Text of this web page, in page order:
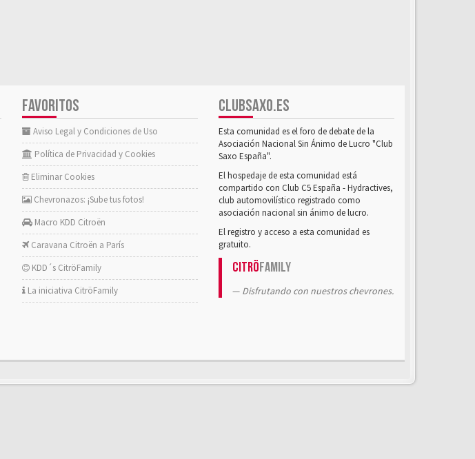
FAVORITOS
Aviso Legal y Condiciones de Uso
Política de Privacidad y Cookies
Eliminar Cookies
Chevronazos: ¡Sube tus fotos!
Macro KDD Citroën
Caravana Citroën a París
KDD´s CitröFamily
La iniciativa CitröFamily
CLUBSAXO.ES
Esta comunidad es el foro de debate de la
Asociación Nacional Sin Ánimo de Lucro "Club
Saxo España".
El hospedaje de esta comunidad está
compartido con Club C5 España - Hydractives,
club automovilístico registrado como
asociación nacional sin ánimo de lucro.
El registro y acceso a esta comunidad es
gratuito.
CitröFamily
Disfrutando con nuestros chevrones.